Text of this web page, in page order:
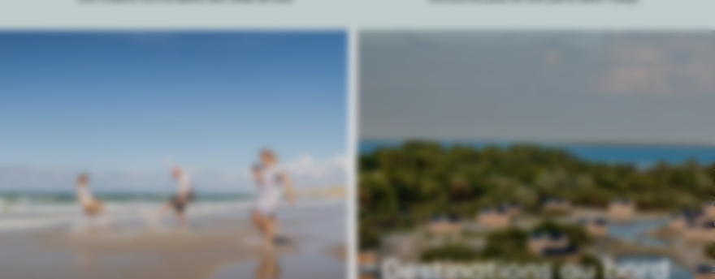
Destinations au bord